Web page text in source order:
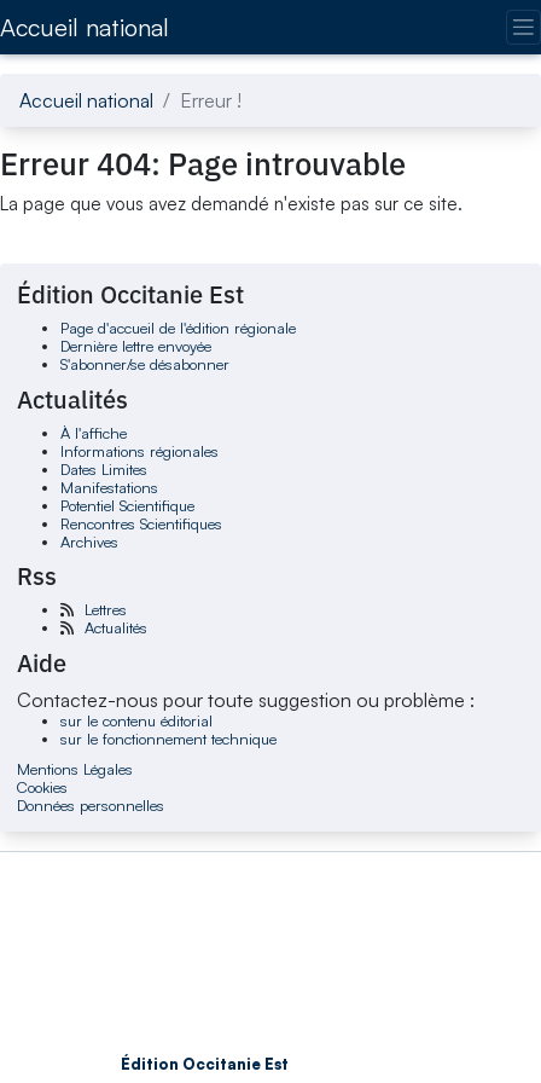
Accueil national
Accueil national Erreur !
Erreur 404: Page introuvable
La page que vous avez demandé n'existe pas sur ce site.
Édition Occitanie Est
Page d'accueil de l'édition régionale
Dernière lettre envoyée
S'abonner/se désabonner
Actualités
À l'affiche
Informations régionales
Dates Limites
Manifestations
Potentiel Scientifique
Rencontres Scientifiques
Archives
Rss
Lettres
Actualités
Aide
Contactez-nous pour toute suggestion ou problème :
sur le contenu éditorial
sur le fonctionnement technique
Mentions Légales
Cookies
Données personnelles
Édition Occitanie Est